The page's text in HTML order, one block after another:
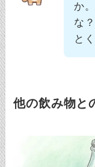
か
な
と
他の飲み物と